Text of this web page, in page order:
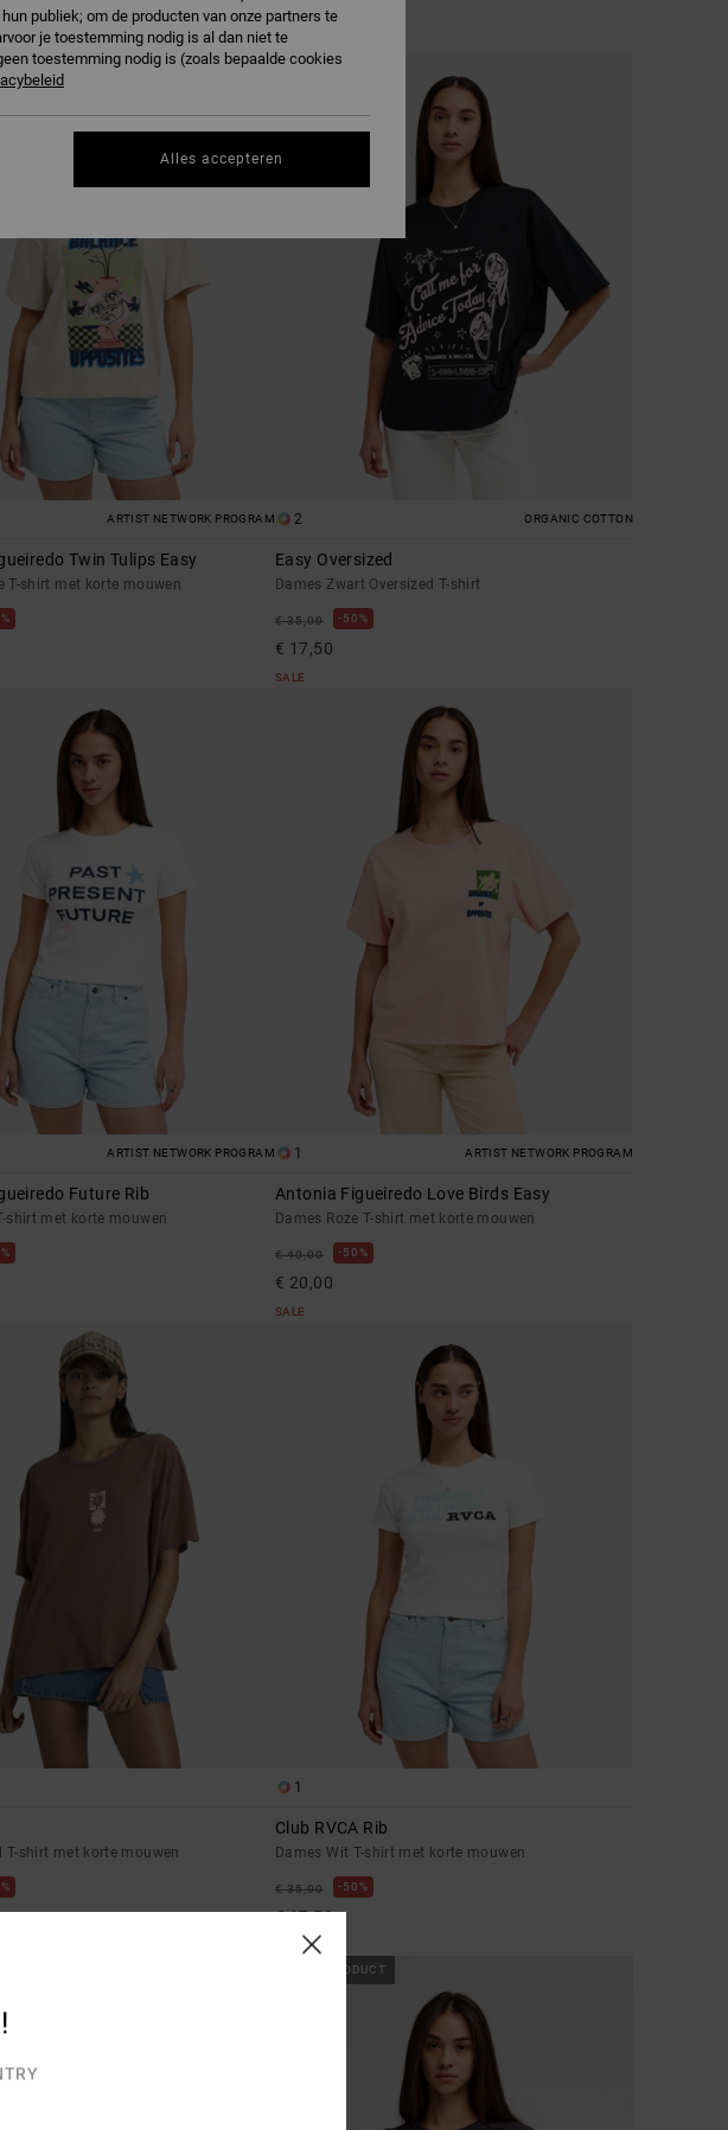
ARTIST NETWORK PROGRAM
Twin Tulips Easy
T-shirt met korte mouwen
2 ORGANIC COTTON
Easy Oversized
Dames Zwart Oversized T-shirt
€ 35,00 50%
€ 17,50
SALE
ARTIST NETWORK PROGRAM
Future Rib
shirt met korte mouwen
1 ARTIST NETWORK PROGRAM
Antonia Figueiredo Love Birds Easy
Dames Roze T-shirt met korte mouwen
€ 40,00 50%
€ 20,00
SALE
T-shirt met korte mouwen
1
Club RVCA Rib
Dames Wit T-shirt met korte mouwen
€ 35,00 50%
€ 17,50
SALE
NIEUW PRODUCT
publiek; om de producten van onze partners te
je toestemming nodig is al dan niet te
toestemming nodig is (zoals bepaalde cookies
Alles accepteren